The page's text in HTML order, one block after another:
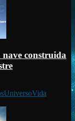
construida
UniversoVida